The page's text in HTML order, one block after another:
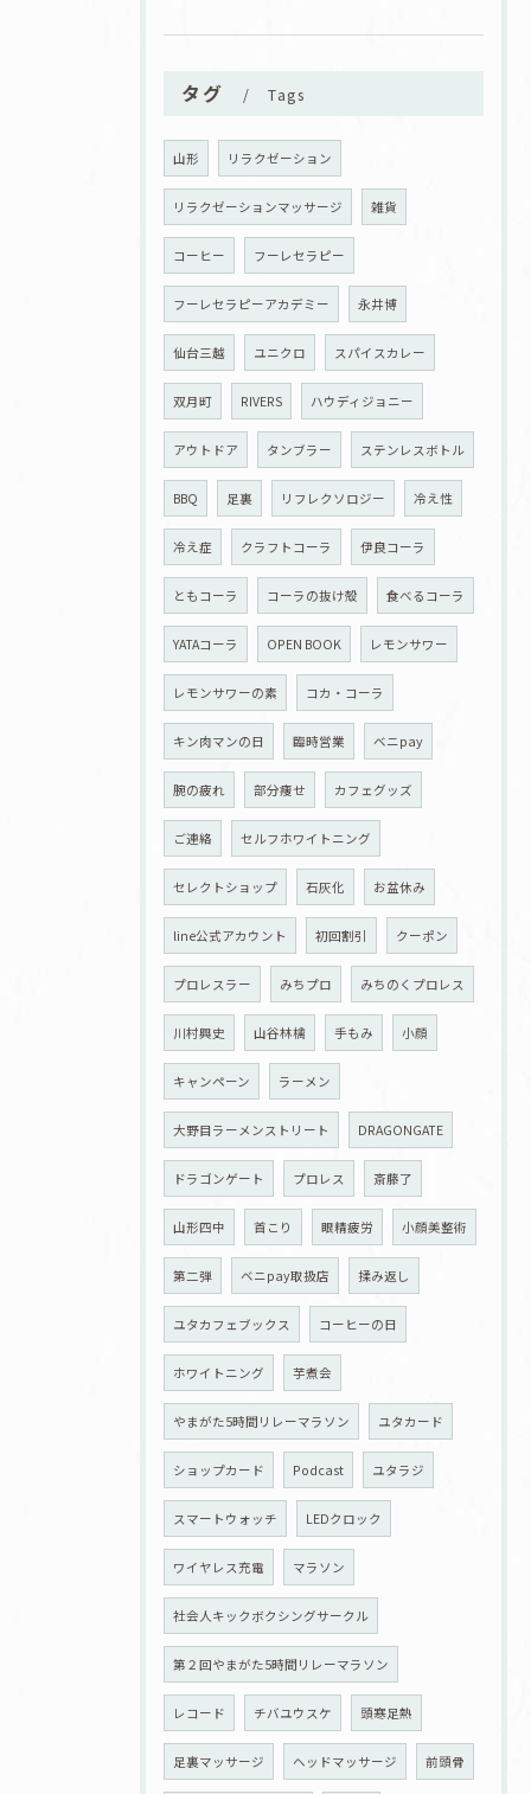
タグ Tags
山形 リラクゼーション
リラクゼーションマッサージ 雑貨
コーヒー フーレセラピー
フーレセラピーアカデミー 永井博
仙台三越 ユニクロ スパイスカレー
双月町 RIVERS ハウディジョニー
アウトドア タンブラー ステンレスボトル
BBQ 足裏 リフレクソロジー 冷え性
冷え症 クラフトコーラ 伊良コーラ
ともコーラ コーラの抜け殻 食べるコーラ
YATAコーラ OPEN BOOK レモンサワー
レモンサワーの素 コカ・コーラ
キン肉マンの日 臨時営業 ベニpay
腕の疲れ 部分痩せ カフェグッズ
ご連絡 セルフホワイトニング
セレクトショップ 石灰化 お盆休み
line公式アカウント 初回割引 クーポン
プロレスラー みちプロ みちのくプロレス
川村興史 山谷林檎 手もみ 小顔
キャンペーン ラーメン
大野目ラーメンストリート DRAGONGATE
ドラゴンゲート プロレス 斎藤了
山形四中 首こり 眼精疲労 小顔美整術
第二弾 ベニpay取扱店 揉み返し
ユタカフェブックス コーヒーの日
ホワイトニング 芋煮会
やまがた5時間リレーマラソン ユタカード
ショップカード Podcast ユタラジ
スマートウォッチ LEDクロック
ワイヤレス充電 マラソン
社会人キックボクシングサークル
第２回やまがた5時間リレーマラソン
レコード チバユウスケ 頭寒足熱
足裏マッサージ ヘッドマッサージ 前頭骨